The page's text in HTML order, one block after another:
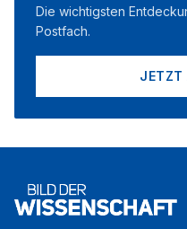
Die wichtigsten
Postfach.
JETZT